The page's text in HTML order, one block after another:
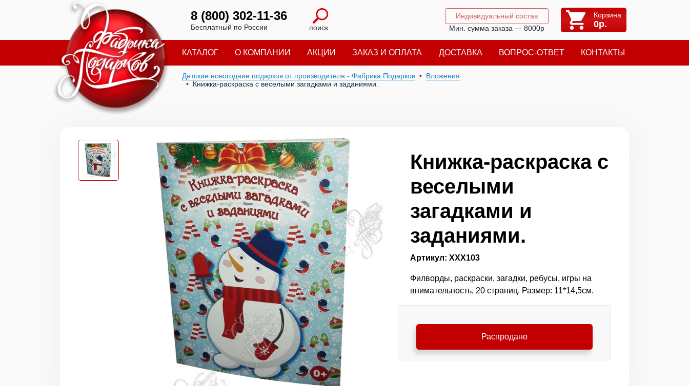
8 (800) 302-11-36
Бесплатный по России поиск
Индивидуальный состав
Мин. сумма заказа — 8000р
Корзина
0р.
КАТАЛОГ О КОМПАНИИ АКЦИИ ЗАКАЗ И ОПЛАТА ДОСТАВКА ВОПРОС-ОТВЕТ КОНТАКТЫ
Детские новогодние подарков от производителя - Фабрика Подарков
Вложения
Книжка-раскраска с веселыми загадками и заданиями.
Книжка-раскраска с
веселыми
загадками и
заданиями.
Артикул: ХХХ103
Филворды, раскраски, загадки, ребусы, игры на
внимательность, 20 страниц. Размер: 11*14,5см.
Распродано